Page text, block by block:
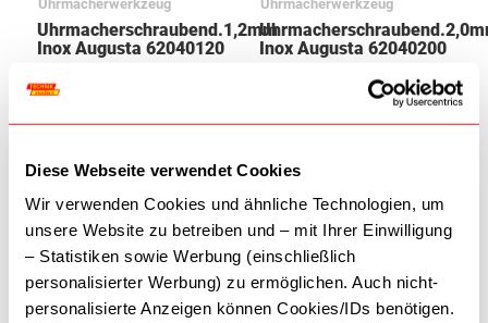
Diese Webseite verwendet Cookies
Wir verwenden Cookies und ähnliche Technologien, um
unsere Website zu betreiben und – mit Ihrer Einwilligung
– Statistiken sowie Werbung (einschließlich
personalisierter Werbung) zu ermöglichen. Auch nicht-
personalisierte Anzeigen können Cookies/IDs benötigen.
Uhrmacherwerkzeug
Uhrmacherschraubend.1,2mm
Inox Augusta 62040120
In den Warenkorb
Uhrmacherwerkzeug
Inox Augusta 62040200
In den Warenkorb